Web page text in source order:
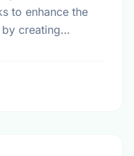
to enhance the
creating